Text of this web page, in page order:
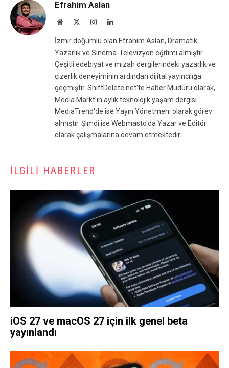
Efrahim Aslan
Website InstagramLinkedIn
İzmir doğumlu olan Efrahim Aslan, Dramatik
Yazarlık ve Sinema-Televizyon eğitimi almıştır.
Çeşitli edebiyat ve mizah dergilerindeki yazarlık ve
çizerlik deneyiminin ardından dijital yayıncılığa
geçmiştir. ShiftDelete.net'te Haber Müdürü olarak,
Media Markt'ın aylık teknolojik yaşam dergisi
MediaTrend'de ise Yayın Yönetmeni olarak görev
almıştır. Şimdi ise Webmasto'da Yazar ve Editör
olarak çalışmalarına devam etmektedir.
İLGILI HABERLER
iOS 27 ve macOS 27 için ilk genel beta
yayınlandı